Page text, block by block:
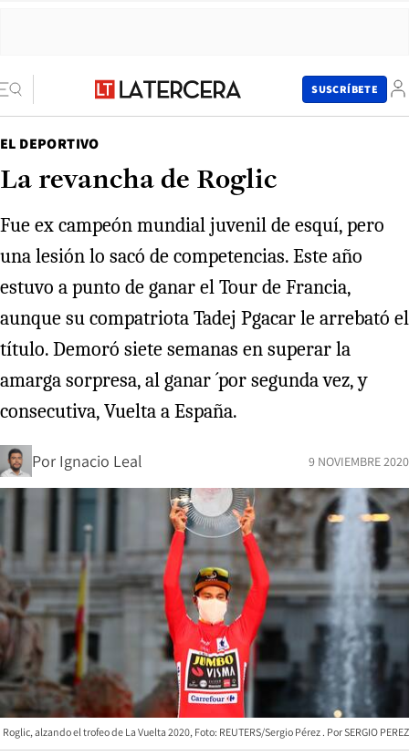
SUSCRÍBETE
EL DEPORTIVO
La revancha de Roglic
Fue ex campeón mundial juvenil de esquí, pero
una lesión lo sacó de competencias. Este año
estuvo a punto de ganar el Tour de Francia,
aunque su compatriota Tadej Pgacar le arrebató el
título. Demoró siete semanas en superar la
amarga sorpresa, al ganar ´por segunda vez, y
consecutiva, Vuelta a España.
Por Ignacio Leal 9 NOVIEMBRE 2020
Roglic, alzando el trofeo de La Vuelta 2020, Foto: REUTERS/Sergio Pérez SERGIO PEREZ